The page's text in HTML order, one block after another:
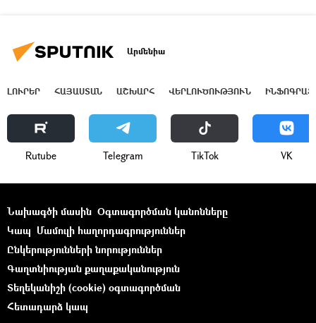
Արմենիա
ԼՈՒՐԵՐ ՀԱՅԱՍՏԱՆ ԱՇԽԱՐՀ ՎԵՐԼՈՒԾՈՒԹՅՈՒՆ
Rutube Telegram ТikТоk VK
Նախագծի մասին Օգտագործման կանոնները
Կապ Մամուլի հաղորդագրություններ
Ընկերությունների նորություններ
Գաղտնիության քաղաքականություն
Տեղեկանիշի (cookie) օգտագործման
Հետադարձ կապ